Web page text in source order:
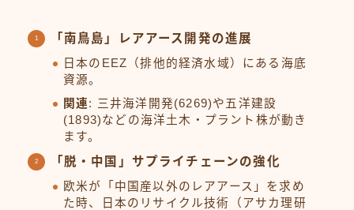
「南鳥島」レアアース開発の進展
日本のEEZ（排他的経済水域）にある海底
資源。
関連: 三井海洋開発(6269)や五洋建設
(1893)などの海洋土木・プラント株が動き
ます。
「脱・中国」サプライチェーンの強化
欧米が「中国産以外のレアアース」を求め
た時、日本のリサイクル技術（アサカ理研